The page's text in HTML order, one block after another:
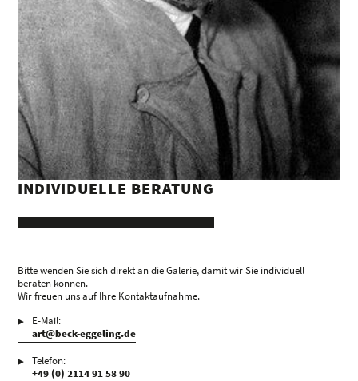
INDIVIDUELLE BERATUNG
Bitte wenden Sie sich direkt an die Galerie, damit wir Sie individuell
beraten können.
Wir freuen uns auf Ihre Kontaktaufnahme.
E-Mail:
art@beck-eggeling.de
Telefon:
+49 (0) 2114 91 58 90